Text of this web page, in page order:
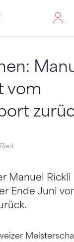
Seite wird
vom
Manuel Rickli
Ende Juni